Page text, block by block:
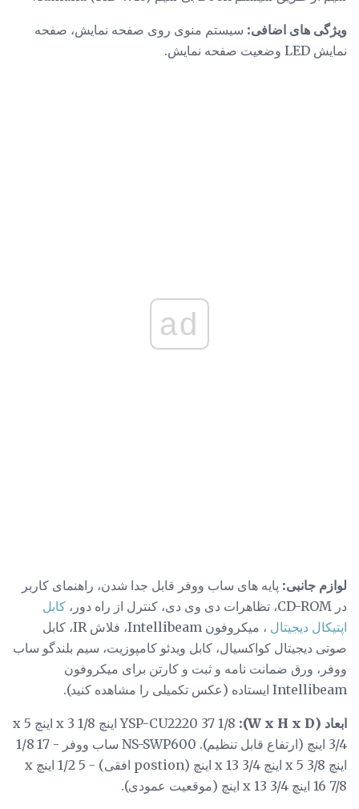
ویژگی های اضافی: سیستم منوی روی صفحه نمایش، صفحه
نمایش LED وضعیت صفحه نمایش.
ad
لوازم جانبی: پایه های ساب ووفر قابل جدا شدن، راهنمای کاربر
در CD-ROM، تظاهرات دی وی دی، کنترل از راه دور،
کابل
اپتیکال دیجیتال
، میکروفون Intellibeam، فلاش IR، کابل
صوتی دیجیتال کواکسیال، کابل ویدئو کامپوزیت، سیم بلندگو ساب
ووفر، ورق ضمانت نامه و ثبت و کارتن برای میکروفون
Intellibeam ایستاده (عکس تکمیلی را مشاهده کنید).
ابعاد (W x H x D):
YSP-CU2220 37 1/8 اینچ x 3 1/8 اینچ x 5
3/4 اینچ (ارتفاع قابل تنظیم). NS-SWP600 ساب ووفر - 17 1/8
اینچ x 5 3/8 اینچ x 13 3/4 اینچ (postion افقی) - 5 1/2 اینچ x
16 7/8 اینچ x 13 3/4 اینچ (موقعیت عمودی).